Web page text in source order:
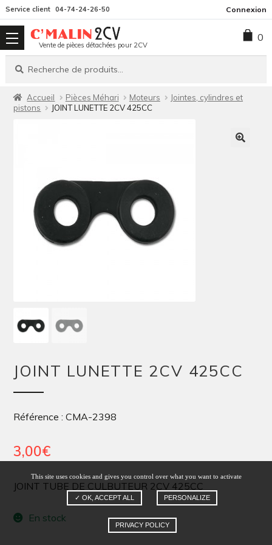
la
navigation
contenu
Service client 04-74-24-26-50 Connexion
Vente de pièces détachées pour 2CV
Recherche
Recherche
0
Accueil Pièces Méhari Moteurs
Jointes, cylindres et
pistons
JOINT LUNETTE 2CV 425CC
JOINT LUNETTE 2CV 425CC
Référence : CMA-2398
3,00€
JOINT TUBE DE CULBUTEUR 2CV 425CC
En stock
This site uses cookies and gives you control over what you want to activate
✓ OK, ACCEPT ALL PERSONALIZE
PRIVACY POLICY